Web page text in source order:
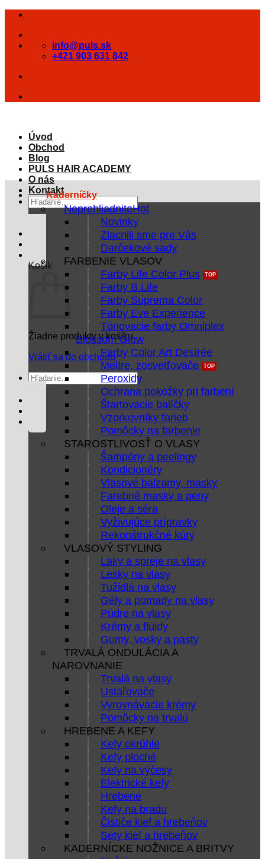
Skip
content
info@puls.sk
+421 903 631 842
Úvod
Obchod
Blog
PULS HAIR ACADEMY
O nás
Kontakt
Hľadať:
Košík
Žiadne produkty v košíku.
Vrátiť sa do obchodu
Hľadať:
Kaderníčky
Neprehliadnite
Novinky
Zlacnili sme pre Vás
Darčekové sady
FARBENIE VLASOV
Farby Life Color Plus
Farby B.Life
Farby Suprema Color
Farby Eve Experience
Tónovacie farby Omniplex
Blossom Glow
Farby Color Art Desírée
Melíre, zosvetľovače
Peroxidy
Ochrana pokožky pri farbení
Štartovacie balíčky
Vzorkovníky farieb
Pomôcky na farbenie
STAROSTLIVOSŤ O VLASY
Šampóny a peelingy
Kondicionéry
Vlasové balzamy, masky
Farebné masky a peny
Oleje a séra
Vyživujúce prípravky
Rekonštrukčné kúry
VLASOVÝ STYLING
Laky a spreje na vlasy
Lesky na vlasy
Tužidlá na vlasy
Gély a pomady na vlasy
Púdre na vlasy
Krémy a fluidy
Gumy, vosky a pasty
TRVALÁ ONDULÁCIA A
NAROVNANIE
Trvalá na vlasy
Ustaľovače
Vyrovnávacie krémy
Pomôcky na trvalú
HREBENE A KEFY
Kefy okrúhle
Kefy ploché
Kefy na výčesy
Elektrické kefy
Hrebene
Kefy na bradu
Čističe kief a hrebeňov
Sety kief a hrebeňov
KADERNÍCKE NOŽNICE A BRITVY